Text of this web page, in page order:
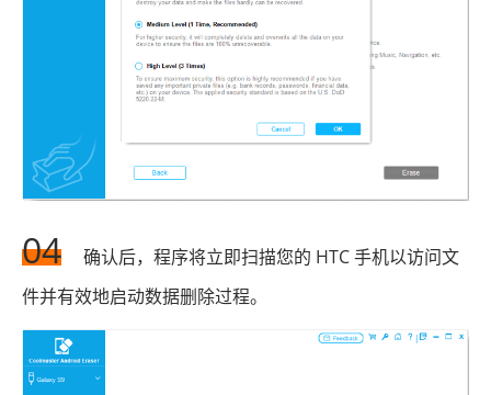
04
确认后，程序将立即扫描您的 HTC 手机以访问文
件并有效地启动数据删除过程。